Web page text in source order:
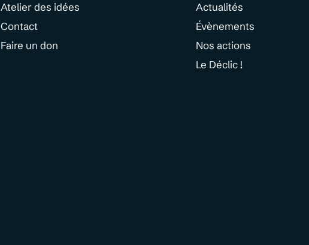
Atelier des idées
Contact
Faire un don
Actualités
Évènements
Nos actions
Le Déclic !